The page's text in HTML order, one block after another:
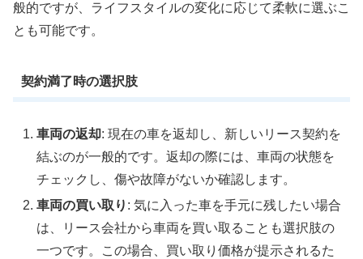
般的ですが、ライフスタイルの変化に応じて柔軟に選ぶこ
とも可能です。
契約満了時の選択肢
車両の返却: 現在の車を返却し、新しいリース契約を
結ぶのが一般的です。返却の際には、車両の状態を
チェックし、傷や故障がないか確認します。
車両の買い取り : 気に入った車を手元に残したい場合
は、リース会社から車両を買い取ることも選択肢の
一つです。この場合、買い取り価格が提示されるた